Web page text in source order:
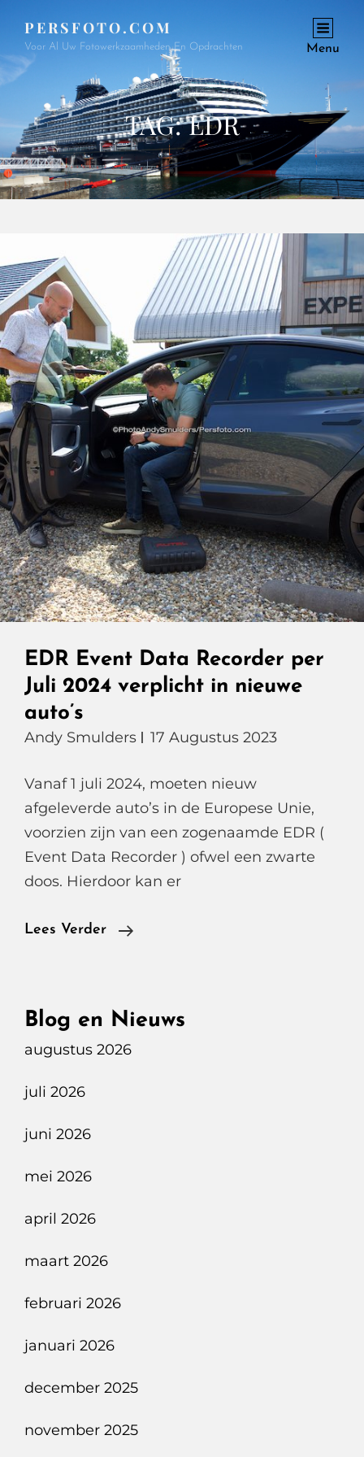
PERSFOTO.COM
Voor Al Uw Fotowerkzaamheden En Opdrachten Menu
TAG:EDR
EDR Event Data Recorder per
Juli 2024 verplicht in nieuwe
auto’s
Andy Smulders 17 Augustus 2023
Vanaf 1 juli 2024, moeten nieuw
afgeleverde auto’s in de Europese Unie,
voorzien zijn van een zogenaamde EDR (
Event Data Recorder ) ofwel een zwarte
doos. Hierdoor kan er
Lees Verder
EDR
Per
Blog en Nieuws
augustus 2026
juli 2026
juni 2026
mei 2026
april 2026
maart 2026
februari 2026
januari 2026
december 2025
november 2025